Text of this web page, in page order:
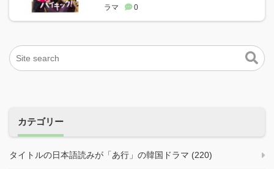
ラマ
0
カテゴリー
タイトルの日本語読みが「あ行」の韓国ドラマ (220)